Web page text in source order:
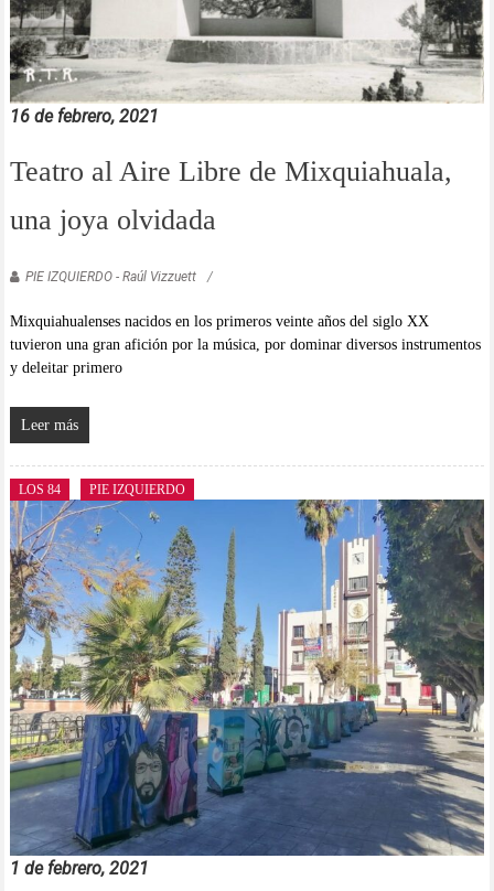
16 de febrero, 2021
Teatro al Aire Libre de Mixquiahuala,
una joya olvidada
PIE IZQUIERDO - Raúl Vizzuett
Mixquiahualenses nacidos en los primeros veinte años del siglo XX
tuvieron una gran afición por la música, por dominar diversos instrumentos
y deleitar primero
Leer más
LOS 84 PIE IZQUIERDO
1 de febrero, 2021